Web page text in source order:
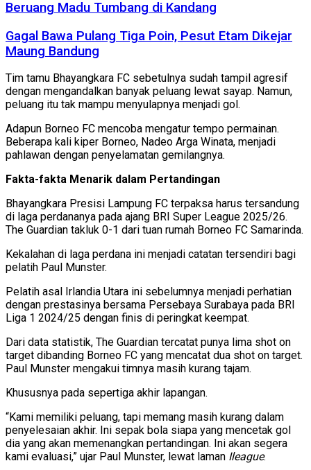
Beruang Madu Tumbang di Kandang
Gagal Bawa Pulang Tiga Poin, Pesut Etam Dikejar
Maung Bandung
Tim tamu Bhayangkara FC sebetulnya sudah tampil agresif
dengan mengandalkan banyak peluang lewat sayap. Namun,
peluang itu tak mampu menyulapnya menjadi gol.
Adapun Borneo FC mencoba mengatur tempo permainan.
Beberapa kali kiper Borneo, Nadeo Arga Winata, menjadi
pahlawan dengan penyelamatan gemilangnya.
Fakta-fakta Menarik dalam Pertandingan
Bhayangkara Presisi Lampung FC terpaksa harus tersandung
di laga perdananya pada ajang BRI Super League 2025/26.
The Guardian takluk 0-1 dari tuan rumah Borneo FC Samarinda.
Kekalahan di laga perdana ini menjadi catatan tersendiri bagi
pelatih Paul Munster.
Pelatih asal Irlandia Utara ini sebelumnya menjadi perhatian
dengan prestasinya bersama Persebaya Surabaya pada BRI
Liga 1 2024/25 dengan finis di peringkat keempat.
Dari data statistik, The Guardian tercatat punya lima shot on
target dibanding Borneo FC yang mencatat dua shot on target.
Paul Munster mengakui timnya masih kurang tajam.
Khususnya pada sepertiga akhir lapangan.
“Kami memiliki peluang, tapi memang masih kurang dalam
penyelesaian akhir. Ini sepak bola siapa yang mencetak gol
dia yang akan memenangkan pertandingan. Ini akan segera
kami evaluasi,” ujar Paul Munster, lewat laman Ileague.